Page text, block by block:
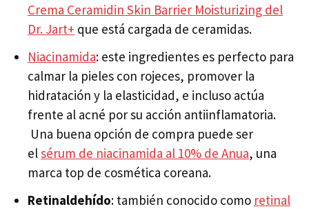
Crema Ceramidin Skin Barrier Moisturizing del
Dr. Jart+ que está cargada de ceramidas.
Niacinamida: este ingredientes es perfecto para
calmar la pieles con rojeces, promover la
hidratación y la elasticidad, e incluso actúa
frente al acné por su acción antiinflamatoria.
Una buena opción de compra puede ser
elsérum de niacinamida al 10% de Anua, una
marca top de cosmética coreana.
Retinaldehído: también conocido como retinal